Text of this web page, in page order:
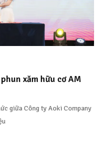
xăm hữu cơ AM
giữa Công ty Aoki Company